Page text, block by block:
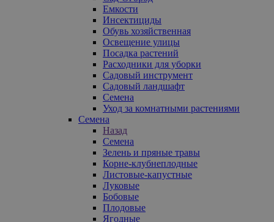
Емкости
Инсектициды
Обувь хозяйственная
Освещение улицы
Посадка растений
Расходники для уборки
Садовый инструмент
Садовый ландшафт
Семена
Уход за комнатными растениями
Семена
Назад
Семена
Зелень и пряные травы
Корне-клубнеплодные
Листовые-капустные
Луковые
Бобовые
Плодовые
Ягодные